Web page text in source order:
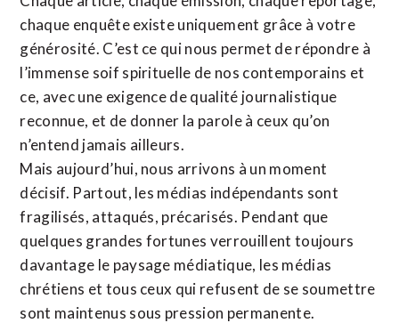
chaque enquête existe uniquement grâce à votre
générosité. C’est ce qui nous permet de répondre à
l’immense soif spirituelle de nos contemporains et
ce, avec une exigence de qualité journalistique
reconnue, et de donner la parole à ceux qu’on
n’entend jamais ailleurs.
Mais aujourd’hui, nous arrivons à un moment
décisif. Partout, les médias indépendants sont
fragilisés, attaqués, précarisés. Pendant que
quelques grandes fortunes verrouillent toujours
davantage le paysage médiatique, les médias
chrétiens et tous ceux qui refusent de se soumettre
sont maintenus sous pression permanente.